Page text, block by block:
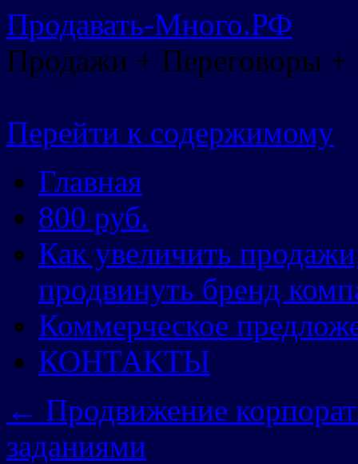
Продавать-Много.РФ
Продажи + Переговоры +
Перейти к содержимому
Главная
800 руб.
Как увеличить
продвинуть бренд
Коммерческое
КОНТАКТЫ
← Продвижение
заданиями